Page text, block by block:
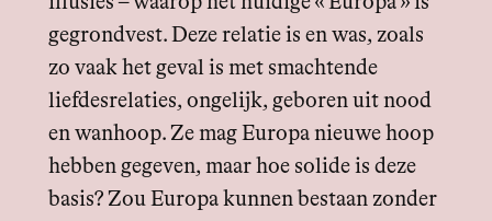
gegrondvest. Deze relatie is en was, zoals
zo vaak het geval is met smachtende
liefdesrelaties, ongelijk, geboren uit nood
en wanhoop. Ze mag Europa nieuwe hoop
hebben gegeven, maar hoe solide is deze
basis? Zou Europa kunnen bestaan zonder